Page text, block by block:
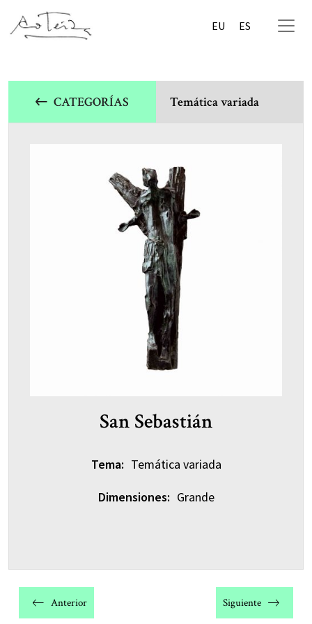
EU ES
CATEGORÍAS Temática variada
San Sebastián
Tema: Temática variada
Dimensiones: Grande
Anterior Siguiente